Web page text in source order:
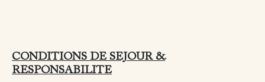
CONDITIONS DE SEJOUR &
RESPONSABILITE